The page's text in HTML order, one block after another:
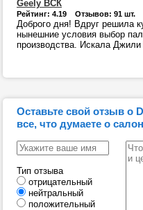
Geely ВСК
Рейтинг: 4.19 Отзывов: 91 шт.
Доброго дня! Вдруг решила
нынешние условия выбор
производства. Искала
Оставьте свой отзыв о
все, что думаете о
Тип отзыва
отрицательный
нейтральный
положительный